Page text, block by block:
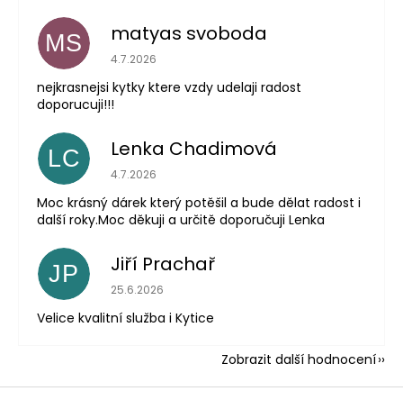
MS matyas svoboda
Hodnocení obchodu je 5 z 5 hvězdiček.
4.7.2026
nejkrasnejsi kytky ktere vzdy udelaji radost
doporucuji!!!
LC Lenka Chadimová
Hodnocení obchodu je 5 z 5 hvězdiček.
4.7.2026
Moc krásný dárek který potěšil a bude dělat radost i
další roky.Moc děkuji a určitě doporučuji Lenka
JP Jiří Prachař
Hodnocení obchodu je 5 z 5 hvězdiček.
25.6.2026
Velice kvalitní služba i Kytice
Zobrazit další hodnocení